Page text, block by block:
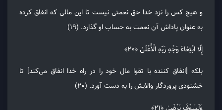
و هیچ کس را نزد خدا حق نعمتی نیست تا این مالی که انفاق کرده
به عنوان پاداش آن نعمت به حساب او گذارد. (۱۹)
إِلّا ابْتِغَاءَ وَجْهِ رَبّهِ الْأَعْلَیٰ ﴿۲۰﴾
بلکه [انفاق کننده با تقوا مال خود را در راه خدا انفاق می‌کند] تا
خشنودی پروردگار والایش را به دست آورد. (۲۰)